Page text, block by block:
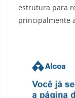
estrutura para
principalmente